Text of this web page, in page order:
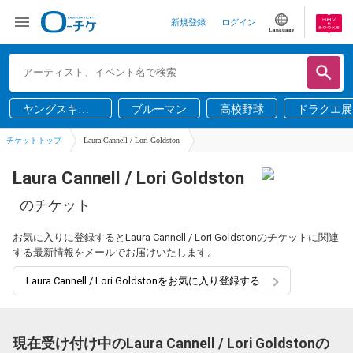
新規登録 ログイン
Language
ヤングスキニ
ー
ブルーマン 高校野球 ドラクエ展
チケットトップ Laura Cannell / Lori Goldston
Laura Cannell / Lori Goldston
のチケット
お気に入りに登録するとLaura Cannell / Lori Goldstonのチケットに関連
する最新情報をメールでお届けいたします。
Laura Cannell / Lori Goldstonをお気に入り登録する
現在受け付け中のLaura Cannell / Lori Goldstonの